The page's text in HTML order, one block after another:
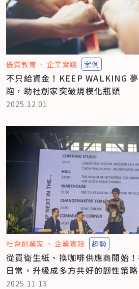
優質教育 企業實踐 案例
不只給資金！KEEP WALKING
跑，助社創家突破規模化瓶頸
2025.12.01
社會創業家 企業實踐 趨勢
從買衛生紙、換咖啡供應商開始
日常，升級成多方共好的韌性策略
2025.11.13